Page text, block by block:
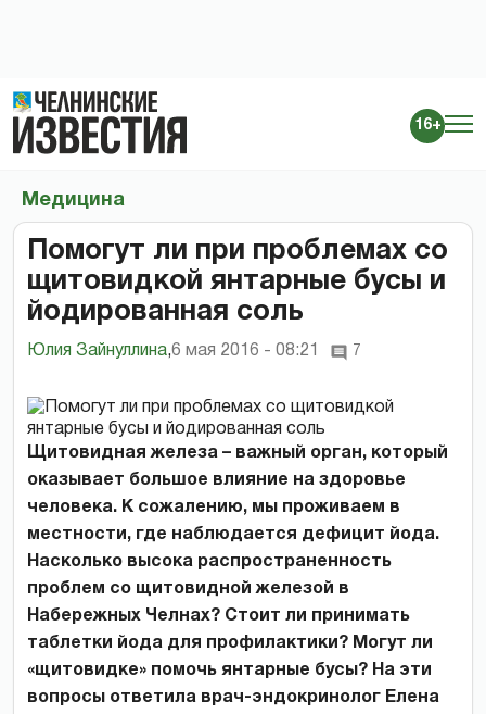
16+
Медицина
Помогут ли при проблемах со
щитовидкой янтарные бусы и
йодированная соль
Юлия Зайнуллина,6 мая 2016 - 08:21 7
Щитовидная железа – важный орган, который
оказывает большое влияние на здоровье
человека. К сожалению, мы проживаем в
местности, где наблюдается дефицит йода.
Насколько высока распространенность
проблем со щитовидной железой в
Набережных Челнах? Стоит ли принимать
таблетки йода для профилактики? Могут ли
«щитовидке» помочь янтарные бусы? На эти
вопросы ответила врач-эндокринолог Елена